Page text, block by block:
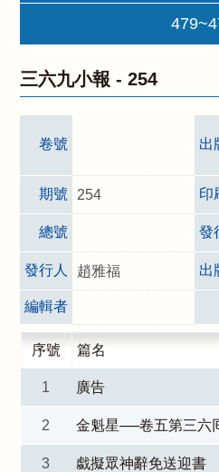
三六九小報 -254
卷號 出
期號 254 印
總號 發
發行人 趙雅福 出
編輯者
序號 篇名
1 廣告
2 金魁星──卷五第三六
3 戱擬眾神辭免送迎書